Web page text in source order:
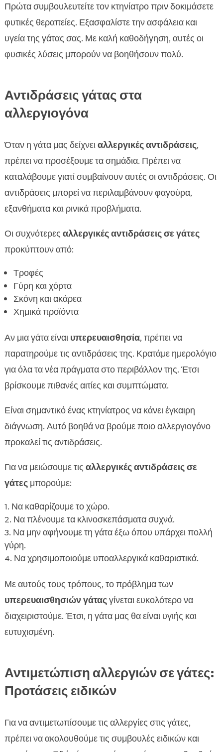
Πρώτα συμβουλευτείτε τον κτηνίατρο πριν δοκιμάσετε
φυτικές θεραπείες. Εξασφαλίστε την ασφάλεια και
υγεία της γάτας σας. Με καλή καθοδήγηση, αυτές οι
φυσικές λύσεις μπορούν να βοηθήσουν πολύ.
Αντιδράσεις γάτας στα
αλλεργιογόνα
Όταν η γάτα μας δείχνειαλλεργικές αντιδράσεις,
πρέπει να προσέξουμε τα σημάδια. Πρέπει να
καταλάβουμε γιατί συμβαίνουν αυτές οι αντιδράσεις. Οι
αντιδράσεις μπορεί να περιλαμβάνουν φαγούρα,
εξανθήματα και ρινικά προβλήματα.
Οι συχνότερες αλλεργικές αντιδράσεις σε γάτες
προκύπτουν από:
Τροφές
Γύρη και χόρτα
Σκόνη και ακάρεα
Χημικά προϊόντα
Αν μια γάτα είναι υπερευαισθησία, πρέπει να
παρατηρούμε τις αντιδράσεις της. Κρατάμε ημερολόγιο
για όλα τα νέα πράγματα στο περιβάλλον της. Έτσι
βρίσκουμε πιθανές αιτίες και συμπτώματα.
Είναι σημαντικό ένας κτηνίατρος να κάνει έγκαιρη
διάγνωση. Αυτό βοηθά να βρούμε ποιο αλλεργιογόνο
προκαλεί τις αντιδράσεις.
Για να μειώσουμε τις αλλεργικές αντιδράσεις σε
γάτεςμπορούμε:
Να καθαρίζουμε το χώρο.
Να πλένουμε τα κλινοσκεπάσματα συχνά.
Να μην αφήνουμε τη γάτα έξω όπου υπάρχει πολλή
γύρη.
Να χρησιμοποιούμε υποαλλεργικά καθαριστικά.
Με αυτούς τους τρόπους, το πρόβλημα των
υπερευαισθησιών γάταςγίνεται ευκολότερο να
διαχειριστούμε. Έτσι, η γάτα μας θα είναι υγιής και
ευτυχισμένη.
Αντιμετώπιση αλλεργιών σε γάτες:
Προτάσεις ειδικών
Για να αντιμετωπίσουμε τις αλλεργίες στις γάτες,
πρέπει να ακολουθούμε τις συμβουλές ειδικών και